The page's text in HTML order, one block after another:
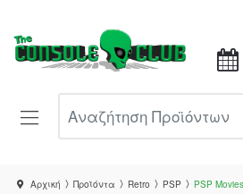
Αρχική Προϊόντα Retro PSP PSP Movies